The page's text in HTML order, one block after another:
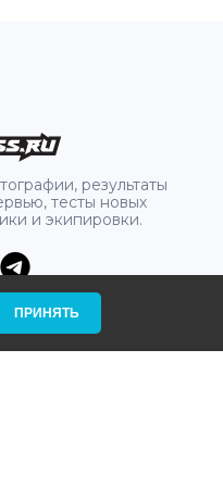
результаты
тесты новых
и экипировки.
ПРИНЯТЬ